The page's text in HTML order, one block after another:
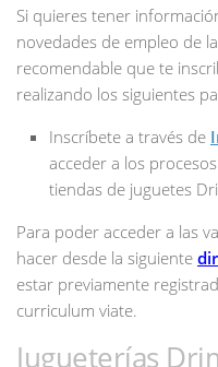
Si quieres tener
novedades de empleo de
recomendable que te
realizando los siguientes
Inscríbete a través de
acceder a los
tiendas de juguetes
Para poder acceder a las
hacer desde la siguiente
estar previamente
curriculum viate.
Jugueterías